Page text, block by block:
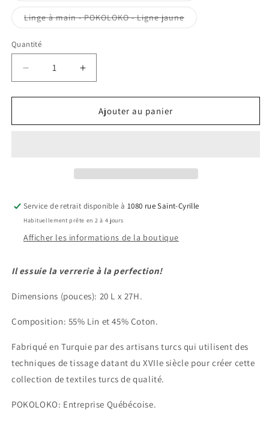
ou
indisponible
Linge à main - POKOLOKO - Ligne jauneVariante
épuisée
Quantité
Réduire
la
quantité
Linge
couleurs
Augmenter
la
quantité
Linge
couleurs
Ajouter au panier
Service de retrait disponible à 1080 rue Saint-Cyrille
Habituellement prête en 2 à 4 jours
Afficher les informations de la boutique
Il essuie la verrerie à la perfection!
Dimensions (pouces): 20 L x 27H.
Composition: 55% Lin et 45% Coton.
Fabriqué en Turquie par des artisans turcs qui utilisent des
techniques de tissage datant du XVIIe siècle pour créer cette
collection de textiles turcs de qualité.
POKOLOKO: Entreprise Québécoise.